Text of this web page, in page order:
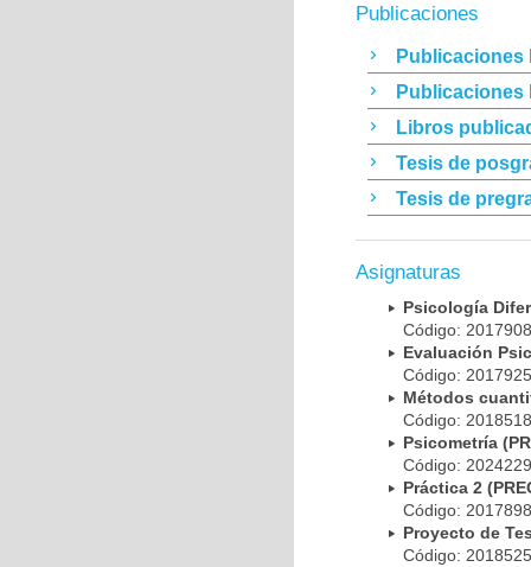
Publicaciones
Publicaciones
Publicaciones
Libros
Tesis de
Tesis de
Asignaturas
Psicología
Código:
Evaluación
Código:
Métodos
Código:
Psicometría
Código:
Práctica 2
Código:
Proyecto de
Código: